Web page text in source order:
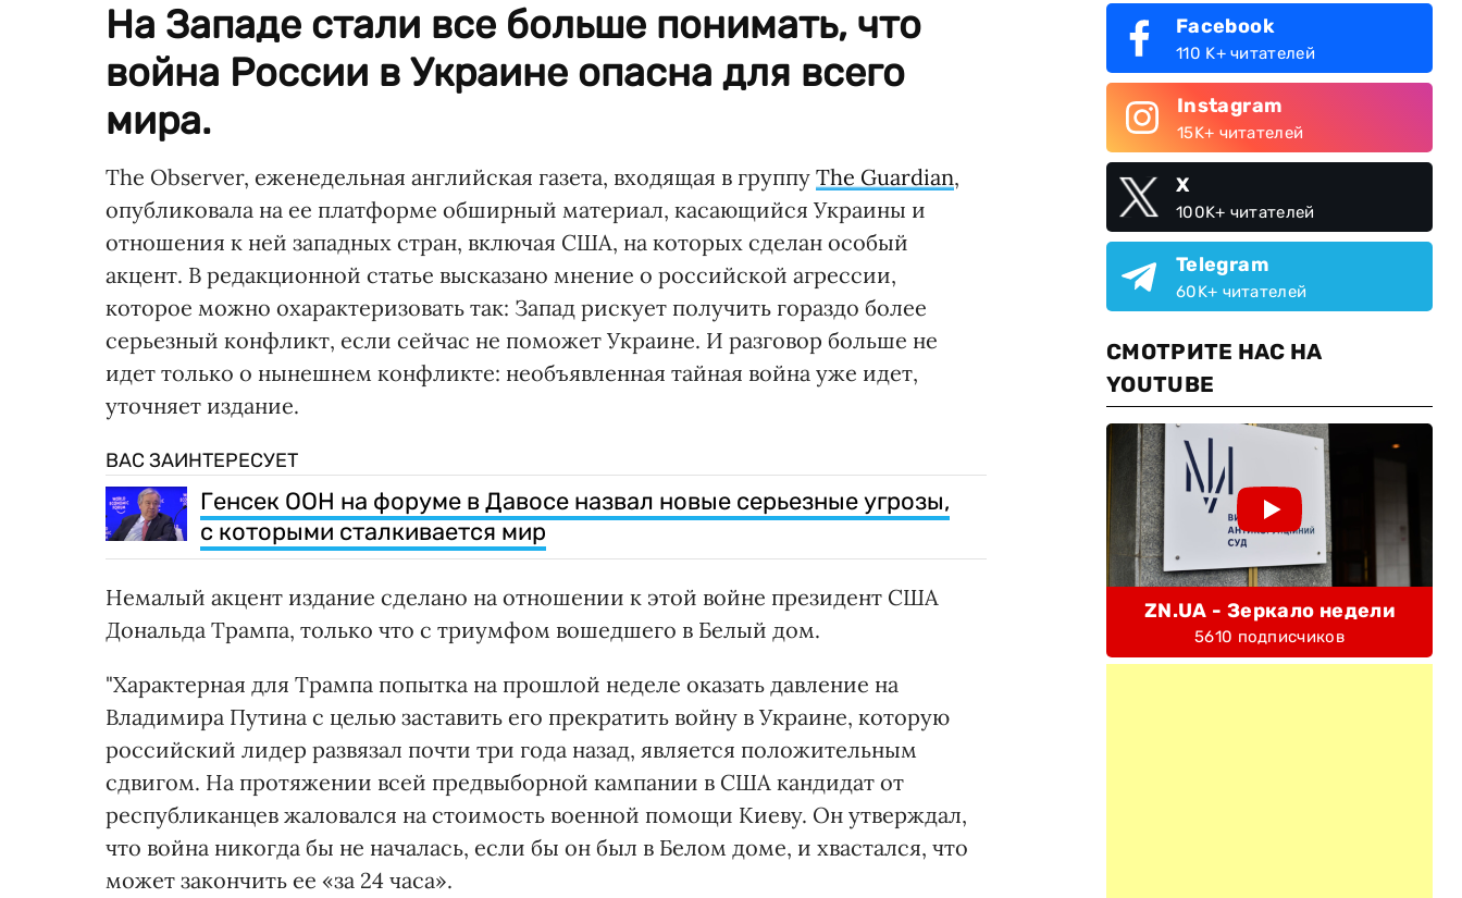
На Западе стали все больше понимать, что
война России в Украине опасна для всего
мира.
The ​​Observer, еженедельная английская газета, входящая в группу The Guardian,
опубликовала на ее платформе обширный материал, касающийся Украины и
отношения к ней западных стран, включая США, на которых сделан особый
акцент. В редакционной статье высказано мнение о российской агрессии,
которое можно охарактеризовать так: Запад рискует получить гораздо более
серьезный конфликт, если сейчас не поможет Украине. И разговор больше не
идет только о нынешнем конфликте: необъявленная тайная война уже идет,
уточняет издание.
ВАС ЗАИНТЕРЕСУЕТ
Генсек ООН на форуме в Давосе назвал новые серьезные угрозы,
с которыми сталкивается мир
Немалый акцент издание сделано на отношении к этой войне президент США
Дональда Трампа, только что с триумфом вошедшего в Белый дом.
"Характерная для Трампа попытка на прошлой неделе оказать давление на
Владимира Путина с целью заставить его прекратить войну в Украине, которую
российский лидер развязал почти три года назад, является положительным
сдвигом. На протяжении всей предвыборной кампании в США кандидат от
республиканцев жаловался на стоимость военной помощи Киеву. Он утверждал,
что война никогда бы не началась, если бы он был в Белом доме, и хвастался, что
может закончить ее «за 24 часа».
Facebook
110 K+ читателей
Instagram
15K+ читателей
X
100K+ читателей
Telegram
60K+ читателей
СМОТРИТЕ НАС НА
YOUTUBE
ZN.UA - Зеркало недели
5610 подписчиков